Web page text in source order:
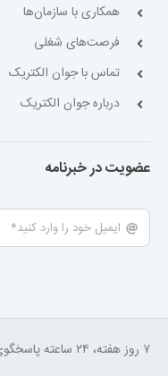
همکاری با سازمان‌ها
فرصت‌های شغلی
تماس با جوان الکتریک
درباره جوان الکتریک
عضویت در خبرنامه
۷ روز هفته، ۲۴ ساعته پاسخگوی شما هستیم.